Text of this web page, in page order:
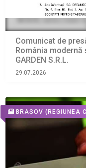
Comunicat de
România modernă
GARDEN S.R.L.
29.07.2026
BRASOV (REGIUNEA